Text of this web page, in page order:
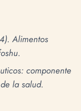
Alimentos
componente
la salud.